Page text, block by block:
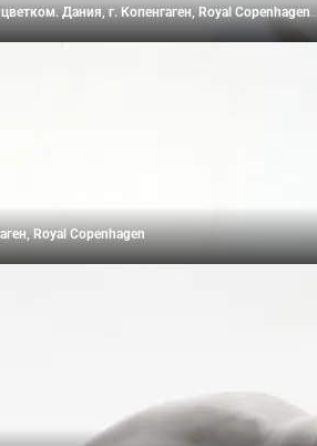
Дания, г. Копенгаген, Royal Copenhagen
Royal Copenhagen